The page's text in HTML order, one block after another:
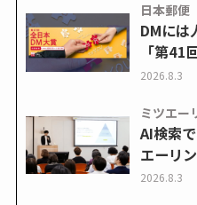
日本郵便
DMには
「第41
2026.8.3
ミツエー
AI検索
エーリ
2026.8.3